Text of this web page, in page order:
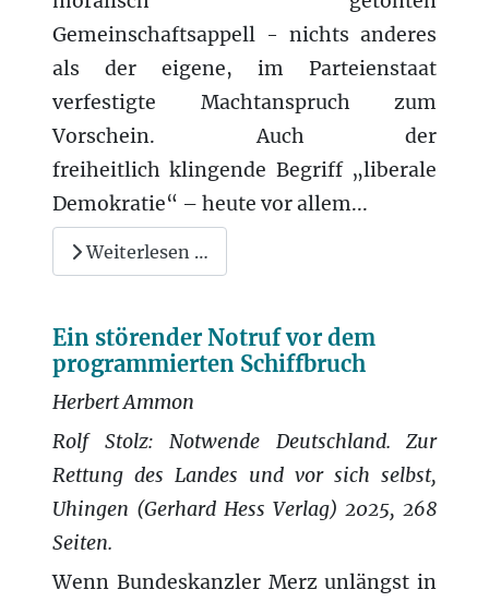
Gemeinschaftsappell - nichts anderes
als der eigene, im Parteienstaat
verfestigte Machtanspruch zum
Vorschein. Auch der
freiheitlich klingende Begriff „liberale
Demokratie“ – heute vor allem...
Weiterlesen …
Ein störender Notruf vor dem
programmierten Schiffbruch
Herbert Ammon
Rolf Stolz: Notwende Deutschland. Zur
Rettung des Landes und vor sich selbst,
Uhingen (Gerhard Hess Verlag) 2025, 268
Seiten.
Wenn Bundeskanzler Merz unlängst in